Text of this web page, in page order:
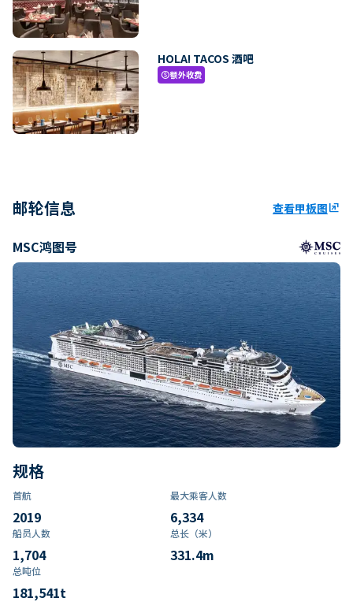
HOLA! TACOS 酒吧
paid额外收费
邮轮信息 查看甲板图ungroup
MSC鸿图号
规格
首航
2019
最大乘客人数
6,334
船员人数
1,704
总长（米）
331.4m
总吨位
181,541t